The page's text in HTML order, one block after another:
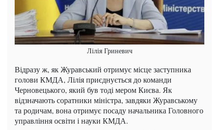
Лілія Гриневич
Відразу ж, як Журавський отримує місце заступника
голови КМДА, Лілія приєднується до команди
Черновецького, який був тоді мером Києва. Як
відзначають соратники міністра, завдяки Журавському
та родичам, вона отримує посаду начальника Головного
управління освіти і науки КМДА.